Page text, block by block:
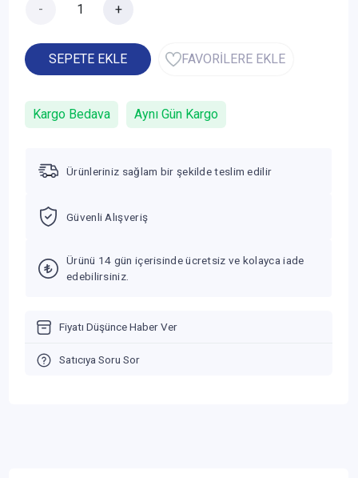
- +
SEPETE EKLE FAVORİLERE EKLE
Kargo Bedava Aynı Gün Kargo
Ürünleriniz sağlam bir şekilde teslim edilir
Güvenli Alışveriş
Ürünü 14 gün içerisinde ücretsiz ve kolayca iade
edebilirsiniz.
Fiyatı Düşünce Haber Ver
Satıcıya Soru Sor